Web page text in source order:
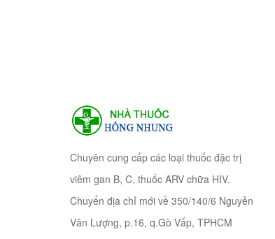
Chuyên cung cấp các loại thuốc đặc trị
viêm gan B, C, thuốc ARV chữa HIV.
Chuyển địa chỉ mới về 350/140/6 Nguyễn
Văn Lượng, p.16, q.Gò Vấp, TPHCM